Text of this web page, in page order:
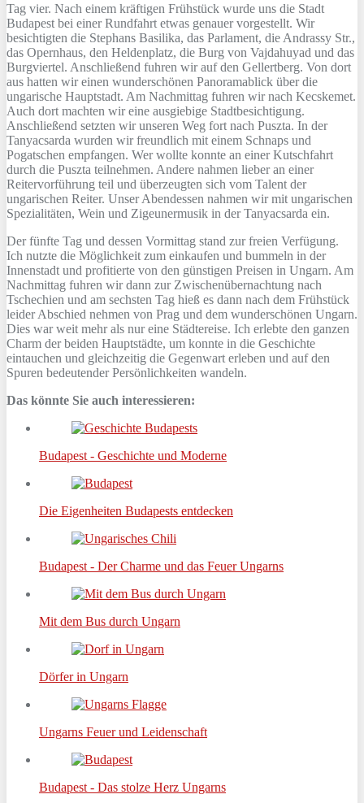
Tag vier. Nach einem kräftigen Frühstück wurde uns die Stadt
Budapest bei einer Rundfahrt etwas genauer vorgestellt. Wir
besichtigten die Stephans Basilika, das Parlament, die Andrassy Str.,
das Opernhaus, den Heldenplatz, die Burg von Vajdahuyad und das
Burgviertel. Anschließend fuhren wir auf den Gellertberg. Von dort
aus hatten wir einen wunderschönen Panoramablick über die
ungarische Hauptstadt. Am Nachmittag fuhren wir nach Kecskemet.
Auch dort machten wir eine ausgiebige Stadtbesichtigung.
Anschließend setzten wir unseren Weg fort nach Puszta. In der
Tanyacsarda wurden wir freundlich mit einem Schnaps und
Pogatschen empfangen. Wer wollte konnte an einer Kutschfahrt
durch die Puszta teilnehmen. Andere nahmen lieber an einer
Reitervorführung teil und überzeugten sich vom Talent der
ungarischen Reiter. Unser Abendessen nahmen wir mit ungarischen
Spezialitäten, Wein und Zigeunermusik in der Tanyacsarda ein.
Der fünfte Tag und dessen Vormittag stand zur freien Verfügung.
Ich nutzte die Möglichkeit zum einkaufen und bummeln in der
Innenstadt und profitierte von den günstigen Preisen in Ungarn. Am
Nachmittag fuhren wir dann zur Zwischenübernachtung nach
Tschechien und am sechsten Tag hieß es dann nach dem Frühstück
leider Abschied nehmen von Prag und dem wunderschönen Ungarn.
Dies war weit mehr als nur eine Städtereise. Ich erlebte den ganzen
Charm der beiden Hauptstädte, um konnte in die Geschichte
eintauchen und gleichzeitig die Gegenwart erleben und auf den
Spuren bedeutender Persönlichkeiten wandeln.
Das könnte Sie auch interessieren:
Budapest - Geschichte und Moderne
Die Eigenheiten Budapests entdecken
Budapest - Der Charme und das Feuer Ungarns
Mit dem Bus durch Ungarn
Dörfer in Ungarn
Ungarns Feuer und Leidenschaft
Budapest - Das stolze Herz Ungarns